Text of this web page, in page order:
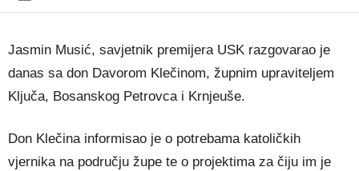
Jasmin Musić, savjetnik premijera USK razgovarao je
danas sa don Davorom Klečinom, župnim upraviteljem
Ključa, Bosanskog Petrovca i Krnjeuše.
Don Klečina informisao je o potrebama katoličkih
vjernika na području župe te o projektima za čiju im je